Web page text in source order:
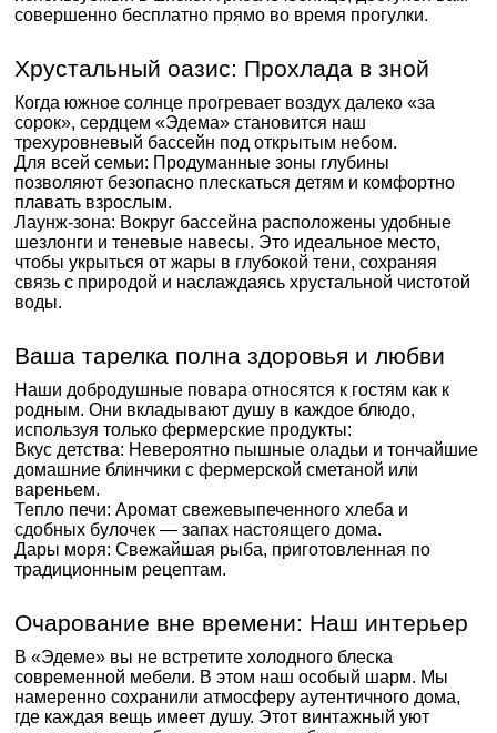
совершенно бесплатно прямо во время прогулки.
Хрустальный оазис: Прохлада в зной
Когда южное солнце прогревает воздух далеко «за
сорок», сердцем «Эдема» становится наш
трехуровневый бассейн под открытым небом.
Для всей семьи: Продуманные зоны глубины
позволяют безопасно плескаться детям и комфортно
плавать взрослым.
Лаунж-зона: Вокруг бассейна расположены удобные
шезлонги и теневые навесы. Это идеальное место,
чтобы укрыться от жары в глубокой тени, сохраняя
связь с природой и наслаждаясь хрустальной чистотой
воды.
Ваша тарелка полна здоровья и любви
Наши добродушные повара относятся к гостям как к
родным. Они вкладывают душу в каждое блюдо,
используя только фермерские продукты:
Вкус детства: Невероятно пышные оладьи и тончайшие
домашние блинчики с фермерской сметаной или
вареньем.
Тепло печи: Аромат свежевыпеченного хлеба и
сдобных булочек — запах настоящего дома.
Дары моря: Свежайшая рыба, приготовленная по
традиционным рецептам.
Очарование вне времени: Наш интерьер
В «Эдеме» вы не встретите холодного блеска
современной мебели. В этом наш особый шарм. Мы
намеренно сохранили атмосферу аутентичного дома,
где каждая вещь имеет душу. Этот винтажный уют